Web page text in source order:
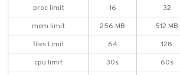
proc limit
16 32
mem limit
256 MB 512 MB
files Limit
64 128
cpu limit
30s 60s